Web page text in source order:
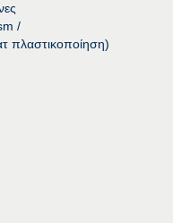
/
πλαστικοποίηση)